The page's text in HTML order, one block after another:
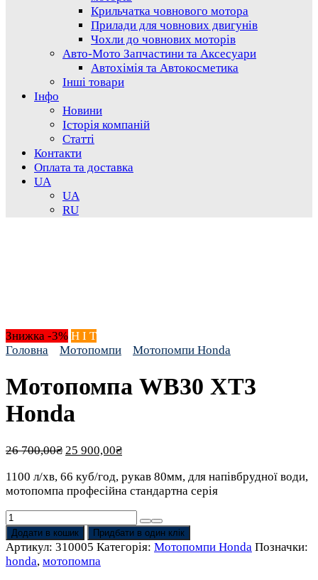
Крильчатка човнового мотора
Прилади для човнових двигунів
Чохли до човнових моторів
Авто-Мото Запчастини та Аксесуари
Автохімія та Автокосметика
Інші товари
Інфо
Новини
Історія компаній
Статті
Контакти
Оплата та доставка
UA
UA
RU
Знижка -3% H I T
Головна
Мотопомпи Мотопомпи Honda
Мотопомпа WB30 XT3
Honda
26 700,00₴ Оригінальна
26 700,00₴.
25 900,00₴Поточна
25 900,00₴.
1100 л/хв, 66 куб/год, рукав 80мм, для напівбрудної води,
мотопомпа професійна стандартна серія
Мотопомпа
WB30
XT3
Honda
Додати в кошик Придбати в один клік
Артикул: 310005 Категорія: Мотопомпи Honda Позначки:
honda, мотопомпа